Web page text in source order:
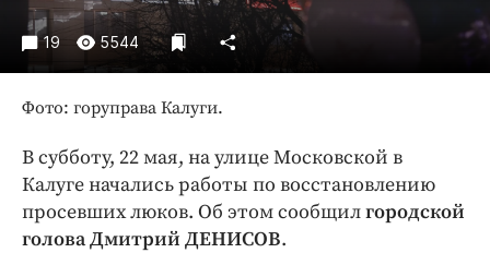
Экономика и бизнес
ПРОЕКТЫ
Блоги
Медиаперсона
Интересное чтиво
Клиника года
19 5544
Фото: горуправа Калуги.
В субботу, 22 мая, на улице Московской в
Калуге начались работы по восстановлению
просевших люков. Об этом сообщилгородской
голова Дмитрий ДЕНИСОВ.